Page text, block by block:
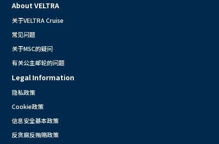
About VELTRA
关于VELTRA Cruise
常见问题
关于MSC的疑问
有关公主邮轮的问题
Legal Information
隐私政策
Cookie政策
信息安全基本政策
反贪腐反贿赂政策